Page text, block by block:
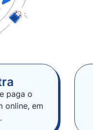
paga o
online, em